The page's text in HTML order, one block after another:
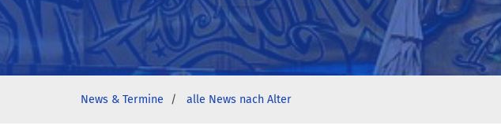
News & Termine alle News nach Alter